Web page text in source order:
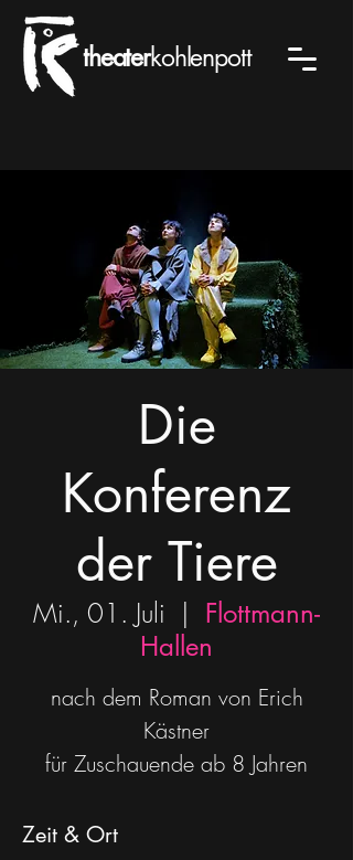
theaterkohlenpott
Die
Konferenz
der Tiere
Mi., 01. Juli
  |
Flottmann-
Hallen
nach dem Roman von Erich
Kästner
für Zuschauende ab 8 Jahren
Zeit & Ort